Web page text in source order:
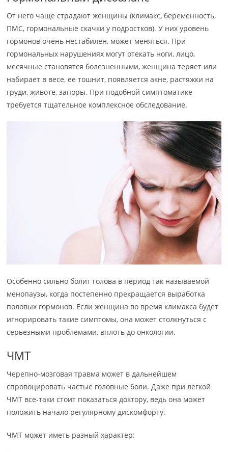
От него чаще страдают женщины (климакс, беременность,
ПМС, гормональные скачки у подростков). У них уровень
гормонов очень нестабилен, может меняться. При
гормональных нарушениях могут отекать ноги, лицо,
месячные становятся болезненными, женщина теряет или
набирает в весе, ее тошнит, появляется акне, растяжки на
груди, животе, запоры. При подобной симптоматике
требуется тщательное комплексное обследование.
Особенно сильно болит голова в период так называемой
менопаузы, когда постепенно прекращается выработка
половых гормонов. Если женщина во время климакса будет
игнорировать такие симптомы, она может столкнуться с
серьезными проблемами, вплоть до онкологии.
ЧМТ
Черепно-мозговая травма может в дальнейшем
спровоцировать частые головные боли. Даже при легкой
ЧМТ все-таки стоит показаться доктору, ведь она может
положить начало регулярному дискомфорту.
ЧМТ может иметь разный характер: